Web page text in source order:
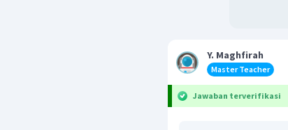
Y. Maghfirah
Master Teacher
Jawaban terverifikasi